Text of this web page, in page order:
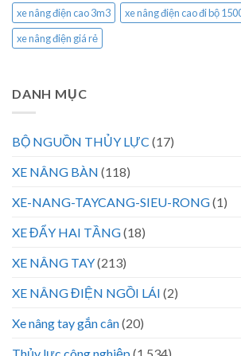
xe nâng điện cao 3m3
xe nâng điện cao đi bộ
xe nâng điện giá rẻ
DANH MỤC
BỘ NGUỒN THỦY LỰC (17)
XE NÂNG BÀN (118)
XE-NANG-TAYCANG-SIEU-RONG(1)
XE ĐẨY HAI TẦNG(18)
XE NÂNG TAY(213)
XE NÂNG ĐIỆN NGỒI LÁI (2)
Xe nâng tay gắn cân(20)